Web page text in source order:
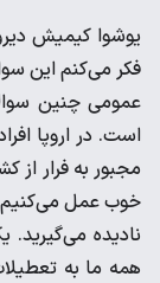
یوشوا کیمیش
فکر می‌کنم این
عمومی چنین
است. در اروپا
مجبور به فرار از
خوب عمل می‌کنیم.
نادیده
همه ما به